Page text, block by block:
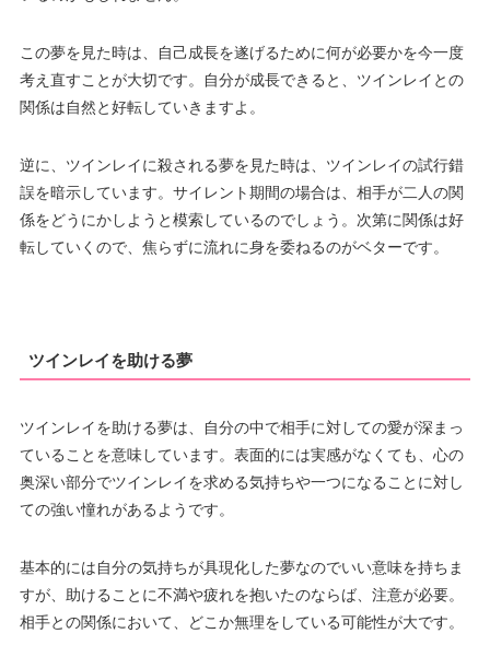
この夢を見た時は、自己成長を遂げるために何が必要かを今一度
考え直すことが大切です。自分が成長できると、ツインレイとの
関係は自然と好転していきますよ。
逆に、ツインレイに殺される夢を見た時は、ツインレイの試行錯
誤を暗示しています。サイレント期間の場合は、相手が二人の関
係をどうにかしようと模索しているのでしょう。次第に関係は好
転していくので、焦らずに流れに身を委ねるのがベターです。
ツインレイを助ける夢
ツインレイを助ける夢は、自分の中で相手に対しての愛が深まっ
ていることを意味しています。表面的には実感がなくても、心の
奥深い部分でツインレイを求める気持ちや一つになることに対し
ての強い憧れがあるようです。
基本的には自分の気持ちが具現化した夢なのでいい意味を持ちま
すが、助けることに不満や疲れを抱いたのならば、注意が必要。
相手との関係において、どこか無理をしている可能性が大です。